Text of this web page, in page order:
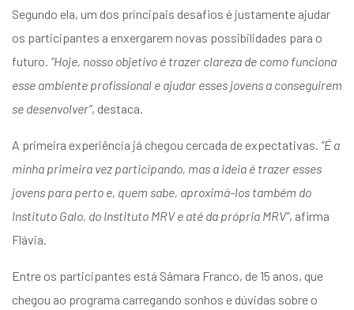
Segundo ela, um dos principais desafios é justamente ajudar
os participantes a enxergarem novas possibilidades para o
futuro. “Hoje, nosso objetivo é trazer clareza de como funciona
esse ambiente profissional e ajudar esses jovens a conseguirem
se desenvolver”, destaca.
A primeira experiência já chegou cercada de expectativas. “É a
minha primeira vez participando, mas a ideia é trazer esses
jovens para perto e, quem sabe, aproximá-los também do
Instituto Galo, do Instituto MRV e até da própria MRV”, afirma
Flávia.
Entre os participantes está Sâmara Franco, de 15 anos, que
chegou ao programa carregando sonhos e dúvidas sobre o